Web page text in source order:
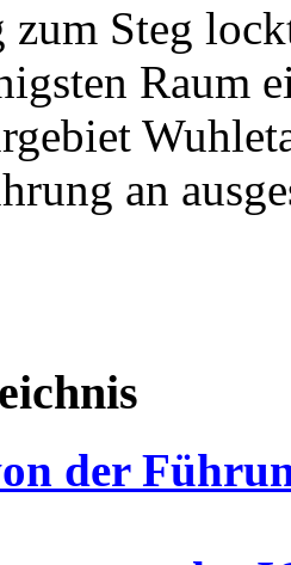
Steg
Raum
an
der